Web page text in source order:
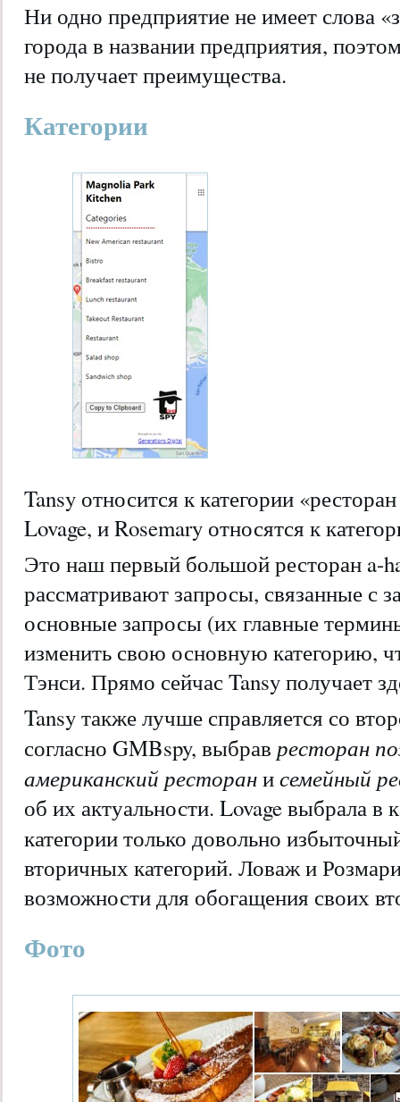
Ни одно предприятие не имеет слова
города в названии предприятия,
не получает преимущества.
Категории
Tansy относится к категории
Lovage, и Rosemary относятся к
Это наш первый большой ресторан a-
рассматривают запросы, связанные с
основные запросы (их главные
изменить свою основную категорию,
Тэнси. Прямо сейчас Tansy получает
Tansy также лучше справляется со
согласно GMBspy, выбрав ресторан
американский ресторанисемейный
об их актуальности. Lovage выбрала в
категории только довольно
вторичных категорий. Ловаж и
возможности для обогащения своих
Фото